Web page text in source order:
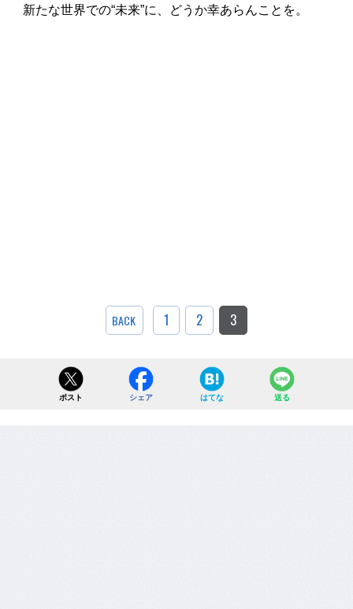
新たな世界での“未来”に、どうか幸あらんことを。
BACK 1 2 3
ポスト シェア はてな 送る